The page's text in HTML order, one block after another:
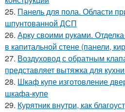
25. Панель для пола. Области
шпунтованной ДСП
26. Арку своими руками.
в капитальной стене (панели,
27. Воздуховод с обратным
представляет вытяжка для
28. Шкаф купе изготовление
шкафа-купе
29. Курятник внутри, как